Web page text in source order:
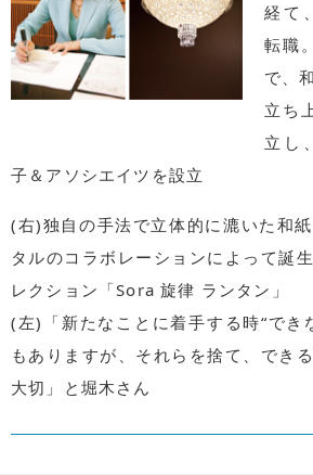
経て
転職
で、
立ち
立し
子＆アソシエイツを設立
(右)独自の手法で立体的に漉いた和
タルのコラボレーションによって誕
レクション「Sora 旋律 ランタン」
(左)「新たなことに着手する時“でき
もありますが、それらを捨て、でき
大切」と堀木さん